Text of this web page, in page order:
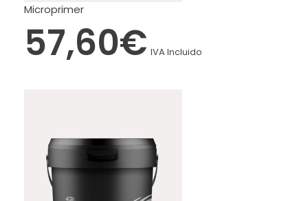
Microprimer
57,60€ IVA Incluido